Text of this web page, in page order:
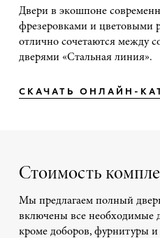
Двери в экошпоне
фрезеровками и цветовыми
отлично сочетаются между
дверями «Стальная линия».
СКАЧАТЬ ОНЛАЙН-
Стоимость
Мы предлагаем полный
включены все необходимые
кроме доборов, фурнитуры